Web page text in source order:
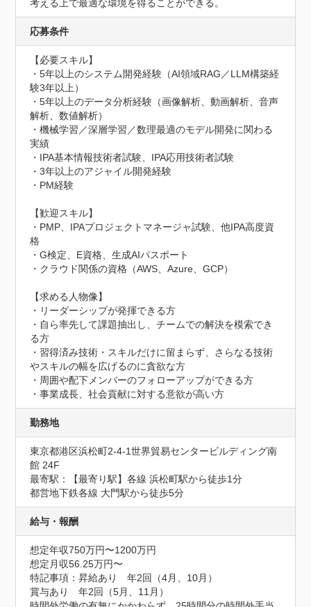
考える上で最適な環境を得ることができる。
応募条件
【必要スキル】
・5年以上のシステム開発経験（AI領域RAG／LLM構築経
験3年以上）
・5年以上のデータ分析経験（画像解析、動画解析、音声
解析、数値解析）
・機械学習／深層学習／数理最適のモデル開発に関わる
実績
・IPA基本情報技術者試験、IPA応用技術者試験
・3年以上のアジャイル開発経験
・PM経験
【歓迎スキル】
・PMP、IPAプロジェクトマネージャ試験、他IPA高度資
格
・G検定、E資格、生成AIパスポート
・クラウド関係の資格（AWS、Azure、GCP）
【求める人物像】
・リーダーシップが発揮できる方
・自ら率先して課題抽出し、チームでの解決を模索でき
る方
・習得済み技術・スキルだけに留まらず、さらなる技術
やスキルの幅を広げるのに貪欲な方
・周囲や配下メンバーのフォローアップができる方
・事業成長、社会貢献に対する意欲が高い方
勤務地
東京都港区浜松町2-4-1世界貿易センタービルディング南
館 24F
最寄駅：【最寄り駅】各線 浜松町駅から徒歩1分
都営地下鉄各線 大門駅から徒歩5分
給与・報酬
想定年収750万円〜1200万円
想定月収56.25万円〜
特記事項：昇給あり　年2回（4月、10月）
賞与あり　年2回（5月、11月）